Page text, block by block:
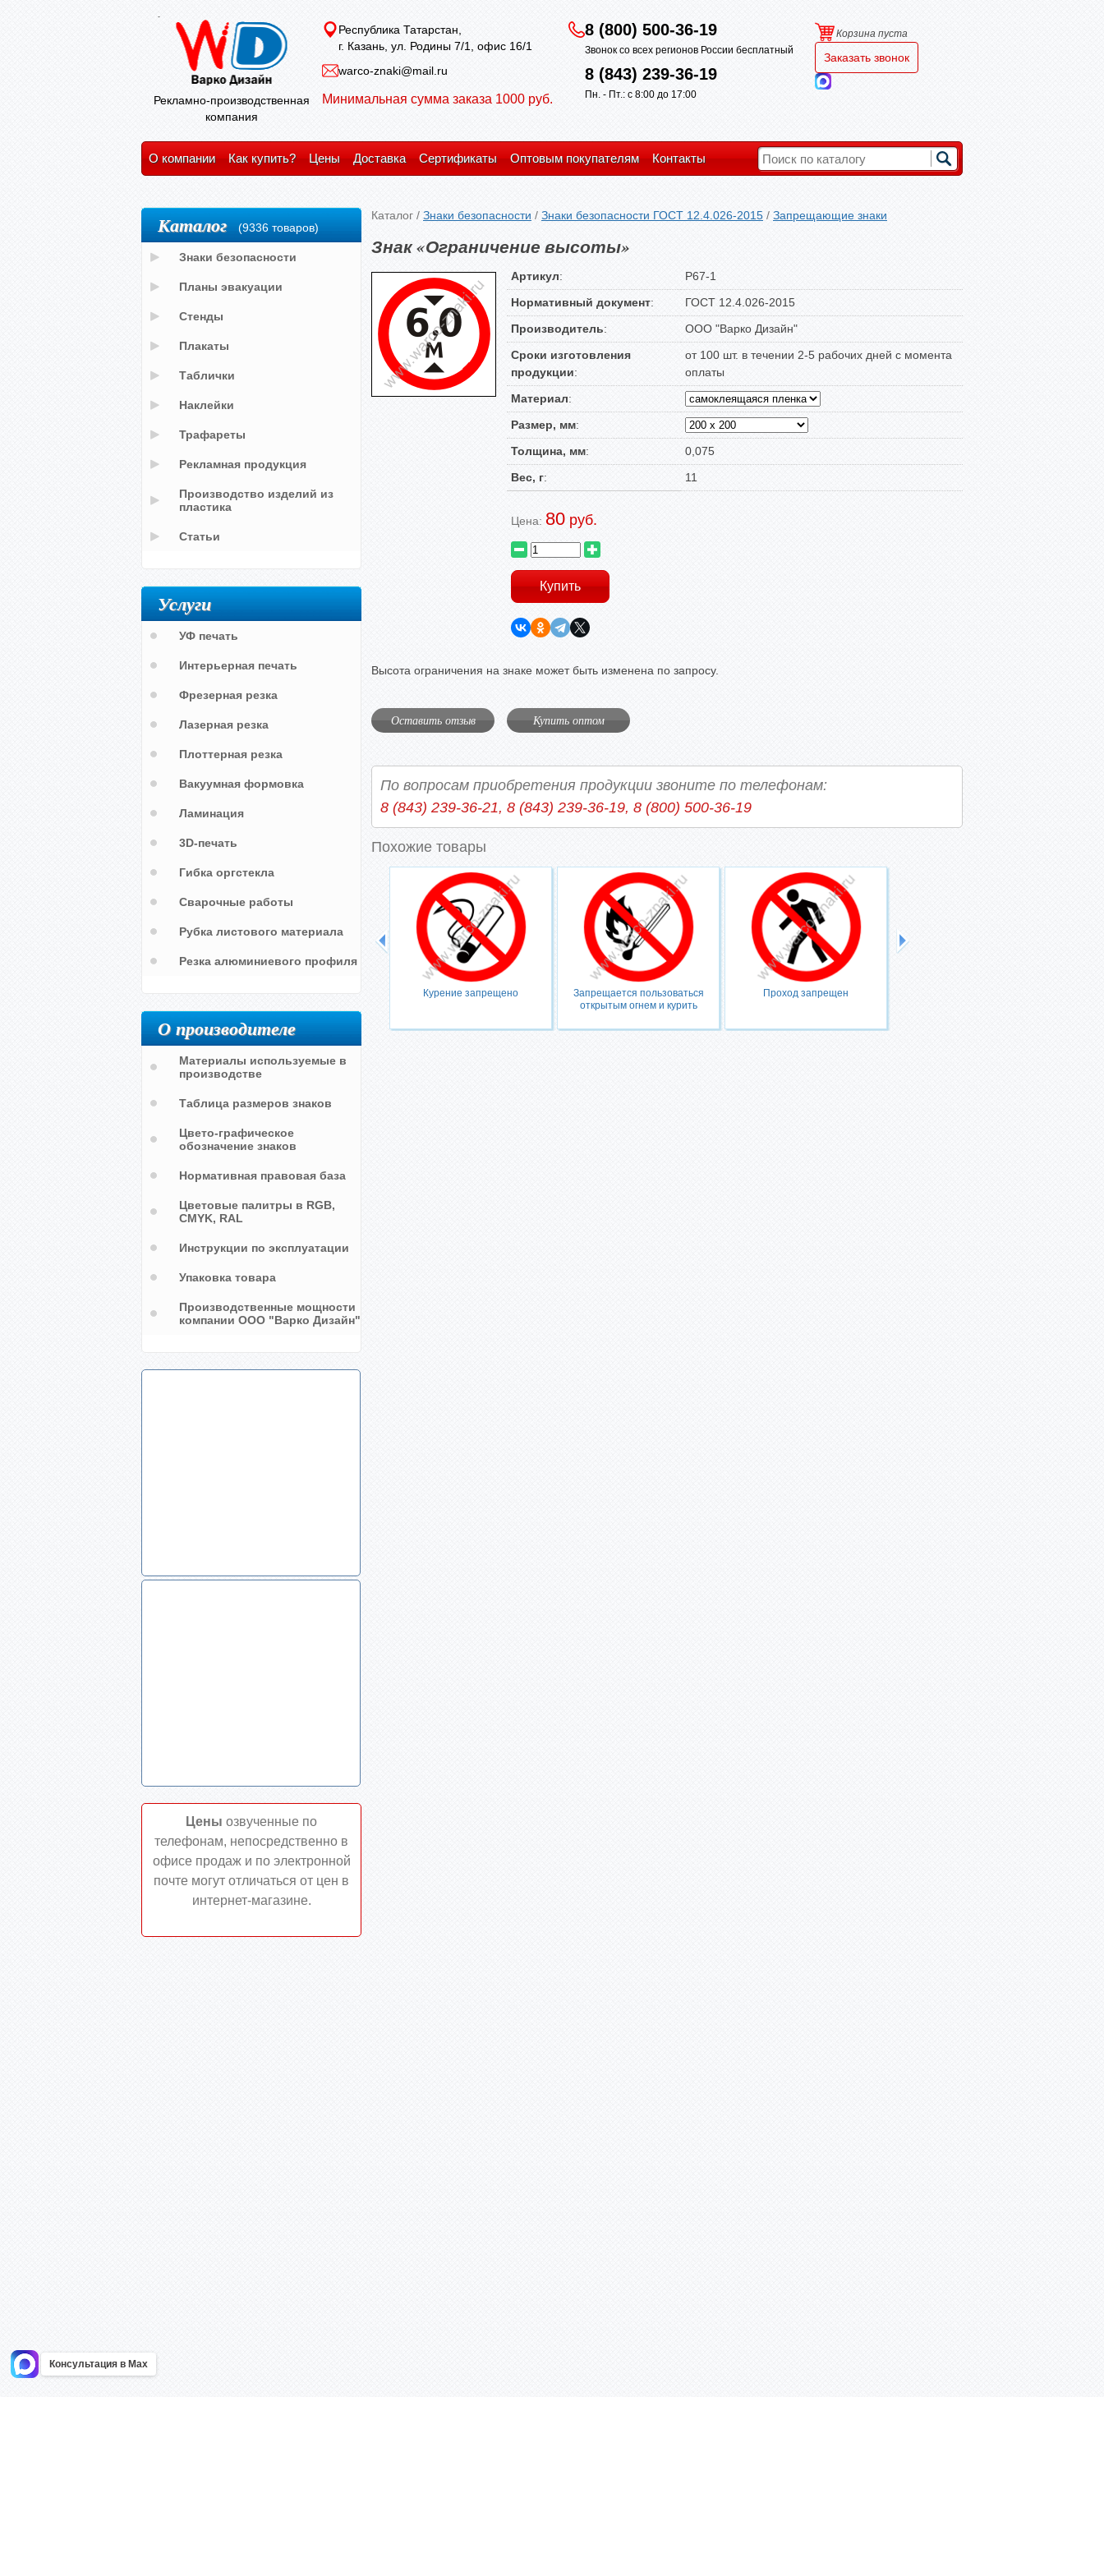
Рекламно-производственная
компания
Республика Татарстан,
г. Казань, ул. Родины 7/1, офис 16/1
warco-znaki@mail.ru
Минимальная сумма заказа 1000 руб.
8 (800) 500-36-19
Звонок со всех регионов России бесплатный
8 (843) 239-36-19
Пн. - Пт.: с 8:00 до 17:00
Корзина пуста
Заказать звонок
О компании Как купить? Цены Доставка Сертификаты Оптовым покупателям Контакты
Каталог / Знаки безопасности / Знаки безопасности ГОСТ 12.4.026-2015 / Запрещающие знаки
Знак «Ограничение высоты»
Артикул:
P67-1
Нормативный документ:
ГОСТ 12.4.026-2015
Производитель:
ООО "Варко Дизайн"
Сроки изготовления
продукции:
от 100 шт. в течении 2-5 рабочих дней с момента
оплаты
Материал:
Размер, мм:
Толщина, мм:
0,075
Вес, г: 11
Цена: 80 руб.
Высота ограничения на знаке может быть изменена по запросу.
Оставить отзыв Купить оптом
По вопросам приобретения продукции звоните по телефонам:
8 (843) 239-36-21, 8 (843) 239-36-19, 8 (800) 500-36-19
Похожие товары
Курение запрещено
Запрещается пользоваться
открытым огнем и курить
Проход запрещен
Каталог (9336 товаров)
Знаки безопасности
Планы эвакуации
Стенды
Плакаты
Таблички
Наклейки
Трафареты
Рекламная продукция
Производство изделий из
пластика
Статьи
Услуги
УФ печать
Интерьерная печать
Фрезерная резка
Лазерная резка
Плоттерная резка
Вакуумная формовка
Ламинация
3D-печать
Гибка оргстекла
Сварочные работы
Рубка листового материала
Резка алюминиевого профиля
О производителе
Материалы используемые в
производстве
Таблица размеров знаков
Цвето-графическое
обозначение знаков
Нормативная правовая база
Цветовые палитры в RGB,
CMYK, RAL
Инструкции по эксплуатации
Упаковка товара
Производственные мощности
компании ООО "Варко Дизайн"
Цены озвученные по
телефонам, непосредственно в
офисе продаж и по электронной
почте могут отличаться от цен в
интернет-магазине.
Консультация в Max